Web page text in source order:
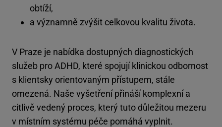
obtíží,
a významně zvýšit celkovou kvalitu života.
V Praze je nabídka dostupných diagnostických
služeb pro ADHD, které spojují klinickou odbornost
s klientsky orientovaným přístupem, stále
omezená. Naše vyšetření přináší komplexní a
citlivě vedený proces, který tuto důležitou mezeru
v místním systému péče pomáhá vyplnit.